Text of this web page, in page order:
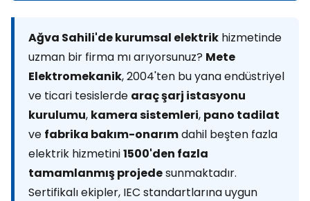
Ağva Sahili'de kurumsal elektrik hizmetinde
uzman bir firma mı arıyorsunuz? Mete
Elektromekanik, 2004'ten bu yana endüstriyel
ve ticari tesislerde araç şarj istasyonu
kurulumu, kamera sistemleri, pano tadilat
ve fabrika bakım-onarımdahil beşten fazla
elektrik hizmetini1500'den fazla
tamamlanmış projedesunmaktadır.
Sertifikalı ekipler, IEC standartlarına uygun